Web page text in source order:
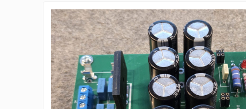
Clesti Ampermetrici
Multimetre Digitale
Surse de alimentare